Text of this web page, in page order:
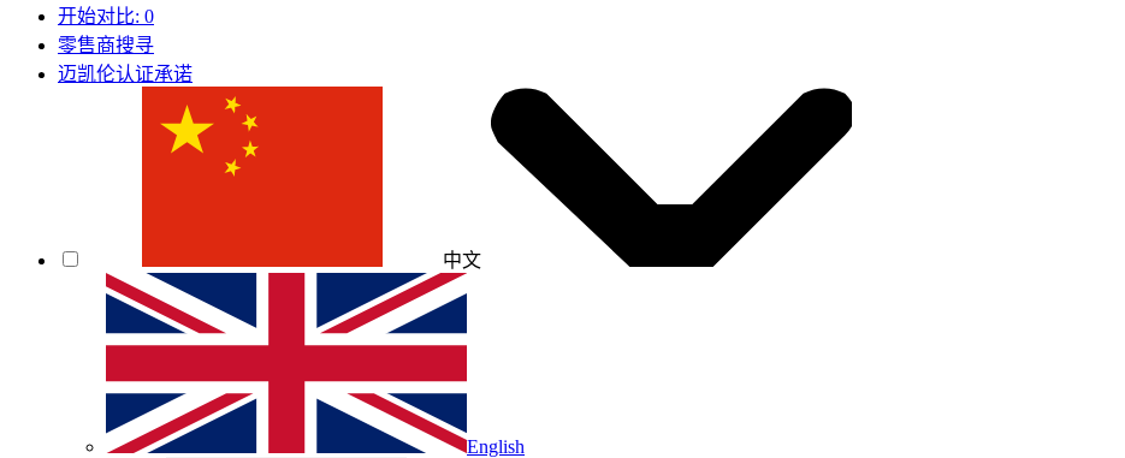
开始对比: 0
零售商搜寻
迈凯伦认证承诺
中文
English